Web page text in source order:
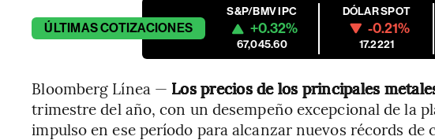
ÚLTIMASCOTIZACIONES
S&P/BMV IPC
+0.32%
67,045.60
DÓLAR SPOT
-0.21%
17.2221
Bloomberg Línea — Los precios de los principales
trimestre del año, con un desempeño excepcional de la
impulso en ese período para alcanzar nuevos récords de